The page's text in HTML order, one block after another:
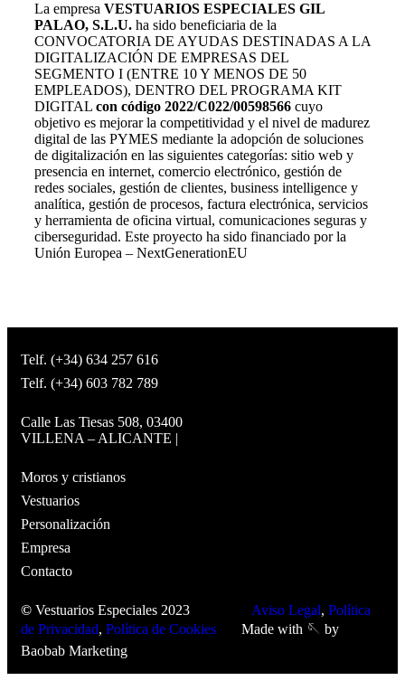
La empresa VESTUARIOS ESPECIALES GIL
PALAO, S.L.U. ha sido beneficiaria de la
CONVOCATORIA DE AYUDAS DESTINADAS A LA
DIGITALIZACIÓN DE EMPRESAS DEL
SEGMENTO I (ENTRE 10 Y MENOS DE 50
EMPLEADOS), DENTRO DEL PROGRAMA KIT
DIGITAL con código 2022/C022/00598566 cuyo
objetivo es mejorar la competitividad y el nivel de madurez
digital de las PYMES mediante la adopción de soluciones
de digitalización en las siguientes categorías: sitio web y
presencia en internet, comercio electrónico, gestión de
redes sociales, gestión de clientes, business intelligence y
analítica, gestión de procesos, factura electrónica, servicios
y herramienta de oficina virtual, comunicaciones seguras y
ciberseguridad. Este proyecto ha sido financiado por la
Unión Europea – NextGenerationEU
Telf. (+34) 634 257 616
Telf. (+34) 603 782 789
Calle Las Tiesas 508, 03400
VILLENA – ALICANTE |
Moros y cristianos
Vestuarios
Personalización
Empresa
Contacto
© Vestuarios Especiales 2023 Aviso Legal, Política
de Privacidad, Política de Cookies
Made with 🪡 by
Baobab Marketing